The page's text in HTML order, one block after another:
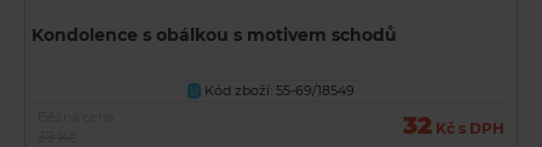
Kondolence s obálkou s motivem schodů
U
Kód zboží: 55-69/18549
32 Kč s DPH